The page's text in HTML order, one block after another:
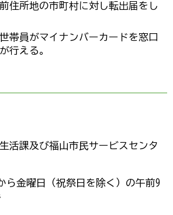
住所地の市町村に対し転出届をし
帯員がマイナンバーカードを窓口
行える。
活課及び福山市民サービスセンタ
ら金曜日（祝祭日を除く）の午前9